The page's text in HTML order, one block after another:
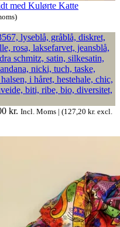
med Kulørte Katte
kr. Incl. Moms | (127,20 kr. excl.